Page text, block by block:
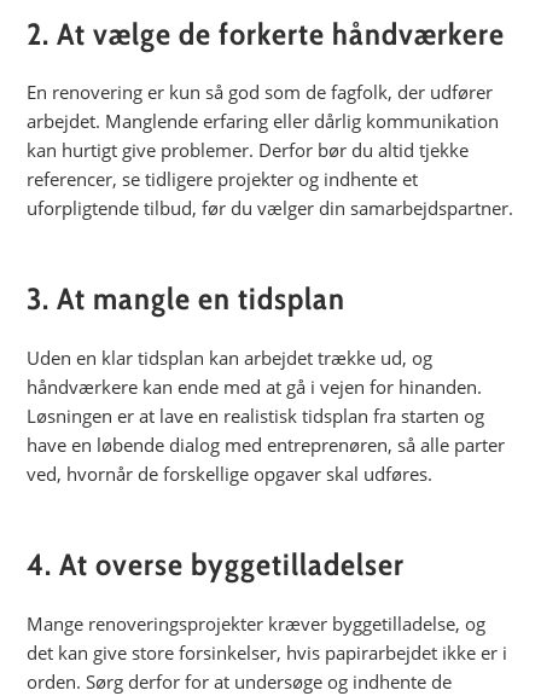
2. At vælge de forkerte håndværkere
En renovering er kun så god som de fagfolk, der udfører
arbejdet. Manglende erfaring eller dårlig kommunikation
kan hurtigt give problemer. Derfor bør du altid tjekke
referencer, se tidligere projekter og indhente et
uforpligtende tilbud, før du vælger din samarbejdspartner.
3. At mangle en tidsplan
Uden en klar tidsplan kan arbejdet trække ud, og
håndværkere kan ende med at gå i vejen for hinanden.
Løsningen er at lave en realistisk tidsplan fra starten og
have en løbende dialog med entreprenøren, så alle parter
ved, hvornår de forskellige opgaver skal udføres.
4. At overse byggetilladelser
Mange renoveringsprojekter kræver byggetilladelse, og
det kan give store forsinkelser, hvis papirarbejdet ikke er i
orden. Sørg derfor for at undersøge og indhente de